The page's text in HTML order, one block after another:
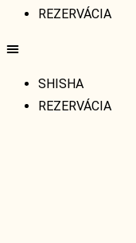
REZERVÁCIA
SHISHA
REZERVÁCIA